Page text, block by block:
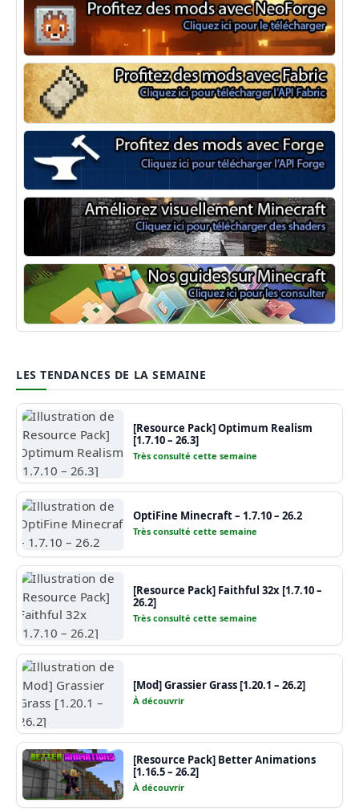
NeoForge
Minecraft Fabric
Minecraft Forge
Shaders Minecraft
Guide Minecraft
LES TENDANCES DE LA SEMAINE
[Resource Pack] Optimum Realism
[1.7.10 – 26.3]
Très consulté cette semaine
OptiFine Minecraft – 1.7.10 – 26.2
Très consulté cette semaine
[Resource Pack] Faithful 32x [1.7.10 –
26.2]
Très consulté cette semaine
[Mod] Grassier Grass [1.20.1 – 26.2]
À découvrir
[Resource Pack] Better Animations
[1.16.5 – 26.2]
À découvrir